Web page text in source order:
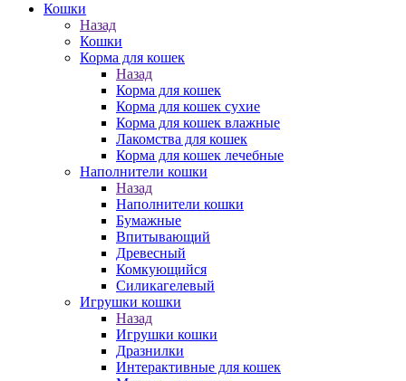
Кошки
Назад
Кошки
Корма для кошек
Назад
Корма для кошек
Корма для кошек сухие
Корма для кошек влажные
Лакомства для кошек
Корма для кошек лечебные
Наполнители кошки
Назад
Наполнители кошки
Бумажные
Впитывающий
Древесный
Комкующийся
Силикагелевый
Игрушки кошки
Назад
Игрушки кошки
Дразнилки
Интерактивные для кошек